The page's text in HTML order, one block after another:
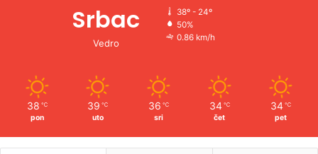
Srbac
Vedro
38º - 24º
50%
0.86 km/h
38 ℃
pon
39 ℃
uto
36 ℃
sri
34 ℃
čet
34 ℃
pet